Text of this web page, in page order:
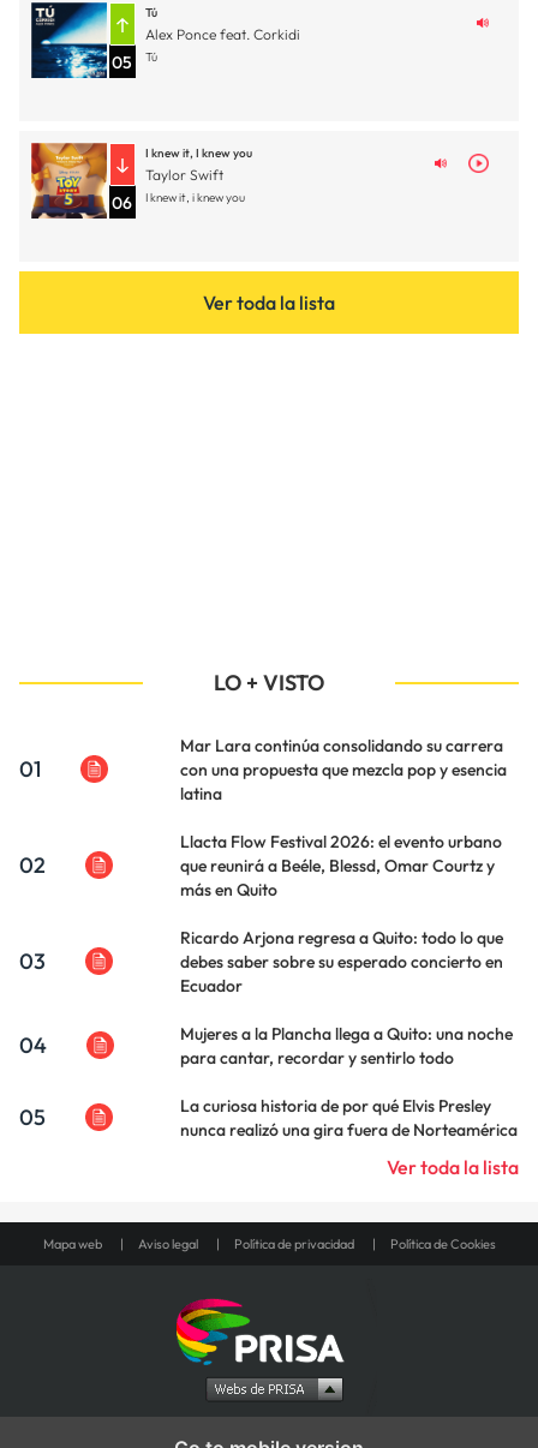
05
Tú
Alex Ponce feat. Corkidi
Tú
06
I knew it, I knew you
Taylor Swift
I knew it, i knew you
Ver toda la lista
LO + VISTO
01
Mar Lara continúa consolidando su carrera
con una propuesta que mezcla pop y esencia
latina
02
Llacta Flow Festival 2026: el evento urbano
que reunirá a Beéle, Blessd, Omar Courtz y
más en Quito
03
Ricardo Arjona regresa a Quito: todo lo que
debes saber sobre su esperado concierto en
Ecuador
04
Mujeres a la Plancha llega a Quito: una noche
para cantar, recordar y sentirlo todo
05
La curiosa historia de por qué Elvis Presley
nunca realizó una gira fuera de Norteamérica
Ver toda la lista
Mapa web Aviso legal Política de privacidad Política de Cookies